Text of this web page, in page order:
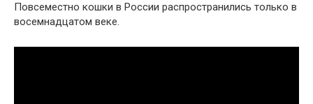
Повсеместно кошки в России распространились только в
восемнадцатом веке.